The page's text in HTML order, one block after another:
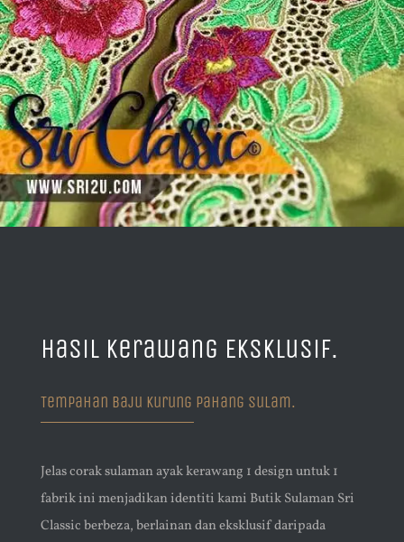
Hasil Kerawang Eksklusif.
Tempahan Baju Kurung Pahang Sulam.
Jelas corak sulaman ayak kerawang 1 design untuk 1
fabrik ini menjadikan identiti kami Butik Sulaman Sri
Classic berbeza, berlainan dan eksklusif daripada